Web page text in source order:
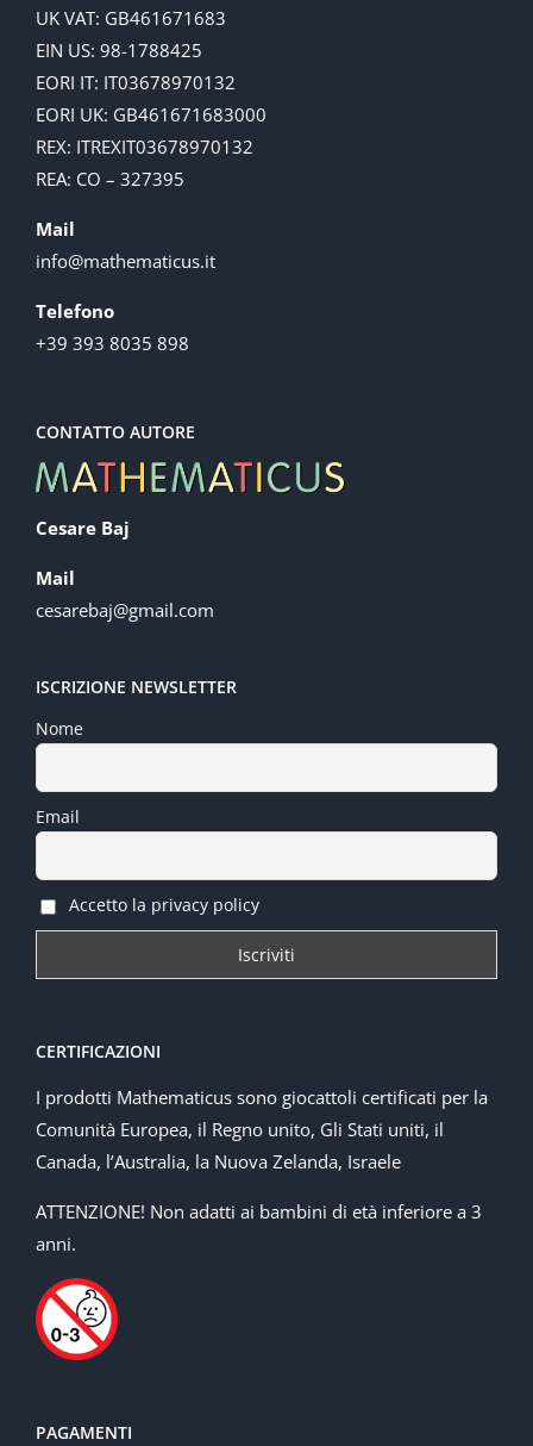
UK VAT: GB461671683
EIN US: 98-1788425
EORI IT: IT03678970132
EORI UK: GB461671683000
REX: ITREXIT03678970132
REA: CO – 327395
Mail
info@mathematicus.it
Telefono
+39 393 8035 898
CONTATTO AUTORE
Cesare Baj
Mail
cesarebaj@gmail.com
ISCRIZIONE NEWSLETTER
Nome
Email
Accetto la privacy policy
CERTIFICAZIONI
I prodotti Mathematicus sono giocattoli certificati per la
Comunità Europea, il Regno unito, Gli Stati uniti, il
Canada, l’Australia, la Nuova Zelanda, Israele
ATTENZIONE! Non adatti ai bambini di età inferiore a 3
anni.
PAGAMENTI